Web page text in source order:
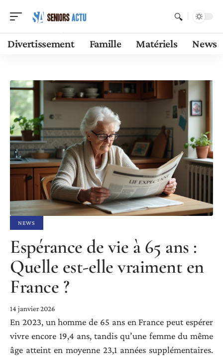
Divertissement Famille Matériels News
NEWS
Espérance de vie à 65 ans :
Quelle est-elle vraiment en
France ?
14 janvier 2026
En 2023, un homme de 65 ans en France peut espérer
vivre encore 19,4 ans, tandis qu’une femme du même
âge atteint en moyenne 23,1 années supplémentaires.